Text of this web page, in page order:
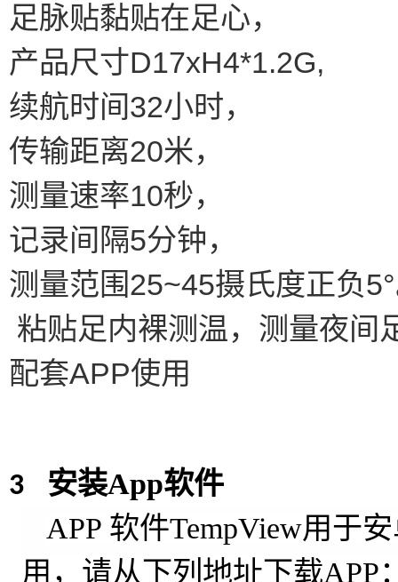
足脉贴黏贴在足心，
产品尺寸D17xH4*1.2G,
续航时间32小时，
传输距离20米，
测量速率10秒，
记录间隔5分钟，
测量范围25~45摄氏度正负
粘贴足内裸测温，测量夜间
配套APP使用
3 安装App软件
APP 软件TempView用于
用，请从下列地址下载APP